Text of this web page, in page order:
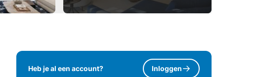
Heb je al een account? Inloggen